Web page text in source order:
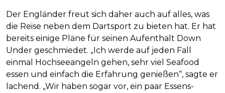
Der Engländer freut sich daher auch auf alles, was
die Reise neben dem Dartsport zu bieten hat. Er hat
bereits einige Pläne für seinen Aufenthalt Down
Under geschmiedet. „Ich werde auf jeden Fall
einmal Hochseeangeln gehen, sehr viel Seafood
essen und einfach die Erfahrung genießen“, sagte er
lachend. „Wir haben sogar vor, ein paar Essens-